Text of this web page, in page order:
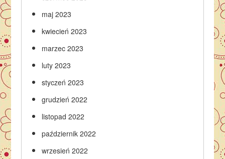
maj 2023
kwiecień 2023
marzec 2023
luty 2023
styczeń 2023
grudzień 2022
listopad 2022
październik 2022
wrzesień 2022